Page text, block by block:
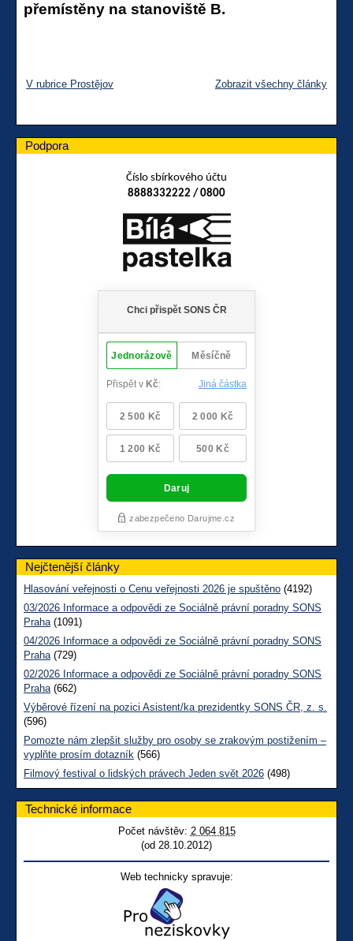
přemístěny na stanoviště B.
V rubrice Prostějov Zobrazit všechny články
Podpora
Číslo sbírkového účtu
8888332222 / 0800
Nejčtenější články
Hlasování veřejnosti o Cenu veřejnosti 2026 je spuštěno (4192)
03/2026 Informace a odpovědi ze Sociálně právní poradny SONS
Praha(1091)
04/2026 Informace a odpovědi ze Sociálně právní poradny SONS
Praha(729)
02/2026 Informace a odpovědi ze Sociálně právní poradny SONS
Praha(662)
Výběrové řízení na pozici Asistent/ka prezidentky SONS ČR, z. s.
(596)
Pomozte nám zlepšit služby pro osoby se zrakovým postižením –
vyplňte prosím dotazník (566)
Filmový festival o lidských právech Jeden svět 2026 (498)
Technické informace
Počet návštěv: 2 064 815
(od 28.10.2012)
Web technicky spravuje: